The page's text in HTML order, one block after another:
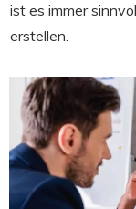
ist es immer
erstellen.